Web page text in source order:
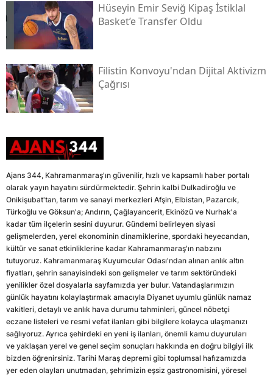
Hüseyin Emir Seviğ Kipaş İstiklal
Basket’e Transfer Oldu
Filistin Konvoyu'ndan Dijital Aktivizm
Çağrısı
Ajans 344, Kahramanmaraş'ın güvenilir, hızlı ve kapsamlı haber portalı
olarak yayın hayatını sürdürmektedir. Şehrin kalbi Dulkadiroğlu ve
Onikişubat'tan, tarım ve sanayi merkezleri Afşin, Elbistan, Pazarcık,
Türkoğlu ve Göksun'a; Andırın, Çağlayancerit, Ekinözü ve Nurhak'a
kadar tüm ilçelerin sesini duyurur. Gündemi belirleyen siyasi
gelişmelerden, yerel ekonominin dinamiklerine, spordaki heyecandan,
kültür ve sanat etkinliklerine kadar Kahramanmaraş'ın nabzını
tutuyoruz. Kahramanmaraş Kuyumcular Odası'ndan alınan anlık altın
fiyatları, şehrin sanayisindeki son gelişmeler ve tarım sektöründeki
yenilikler özel dosyalarla sayfamızda yer bulur. Vatandaşlarımızın
günlük hayatını kolaylaştırmak amacıyla Diyanet uyumlu günlük namaz
vakitleri, detaylı ve anlık hava durumu tahminleri, güncel nöbetçi
eczane listeleri ve resmi vefat ilanları gibi bilgilere kolayca ulaşmanızı
sağlıyoruz. Ayrıca şehirdeki en yeni iş ilanları, önemli kamu duyuruları
ve yaklaşan yerel ve genel seçim sonuçları hakkında en doğru bilgiyi ilk
bizden öğrenirsiniz. Tarihi Maraş depremi gibi toplumsal hafızamızda
yer eden olayları unutmadan, şehrimizin eşsiz gastronomisini, yöresel